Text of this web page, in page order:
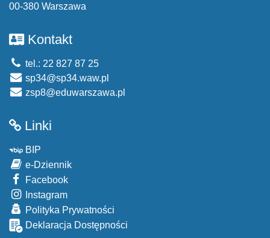
00-380 Warszawa
Kontakt
tel.: 22 827 87 25
sp34@sp34.waw.pl
zsp8@eduwarszawa.pl
Linki
BIP
e-Dziennik
Facebook
Instagram
Polityka Prywatności
Deklaracja Dostępności